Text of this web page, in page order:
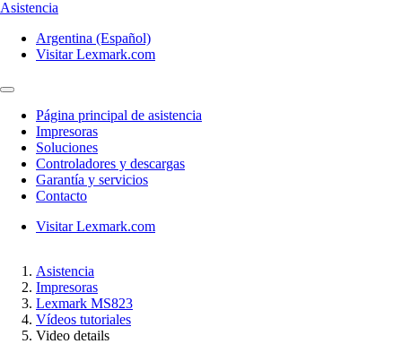
Asistencia
Argentina (Español)
Visitar Lexmark.com
Página principal de asistencia
Impresoras
Soluciones
Controladores y descargas
Garantía y servicios
Contacto
Visitar Lexmark.com
Asistencia
Impresoras
Lexmark MS823
Vídeos tutoriales
Video details